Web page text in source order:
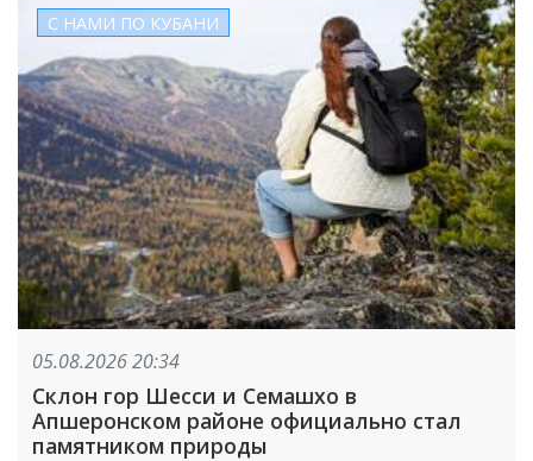
С НАМИ ПО КУБАНИ
05.08.2026 20:34
Склон гор Шесси и Семашхо в
Апшеронском районе официально стал
памятником природы